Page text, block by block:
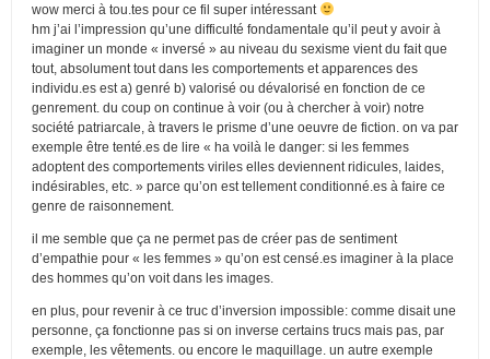
wow merci à tou.tes pour ce fil super intéressant
hm j’ai l’impression qu’une difficulté fondamentale qu’il peut y avoir à
imaginer un monde « inversé » au niveau du sexisme vient du fait que
tout, absolument tout dans les comportements et apparences des
individu.es est a) genré b) valorisé ou dévalorisé en fonction de ce
genrement. du coup on continue à voir (ou à chercher à voir) notre
société patriarcale, à travers le prisme d’une oeuvre de fiction. on va par
exemple être tenté.es de lire « ha voilà le danger: si les femmes
adoptent des comportements viriles elles deviennent ridicules, laides,
indésirables, etc. » parce qu’on est tellement conditionné.es à faire ce
genre de raisonnement.
il me semble que ça ne permet pas de créer pas de sentiment
d’empathie pour « les femmes » qu’on est censé.es imaginer à la place
des hommes qu’on voit dans les images.
en plus, pour revenir à ce truc d’inversion impossible: comme disait une
personne, ça fonctionne pas si on inverse certains trucs mais pas, par
exemple, les vêtements. ou encore le maquillage. un autre exemple